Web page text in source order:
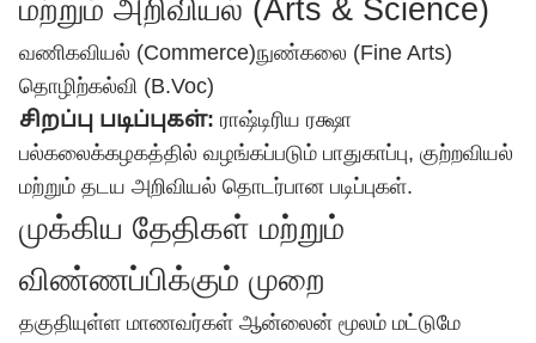
மற்றும் அறிவியல் (Arts & Science)
வணிகவியல் (Commerce)நுண்கலை (Fine Arts)
தொழிற்கல்வி (B.Voc)
சிறப்பு படிப்புகள்: ராஷ்டிரிய ரக்ஷா
பல்கலைக்கழகத்தில் வழங்கப்படும் பாதுகாப்பு, குற்றவியல்
மற்றும் தடய அறிவியல் தொடர்பான படிப்புகள்.
முக்கிய தேதிகள் மற்றும்
விண்ணப்பிக்கும் முறை
தகுதியுள்ள மாணவர்கள் ஆன்லைன் மூலம் மட்டுமே